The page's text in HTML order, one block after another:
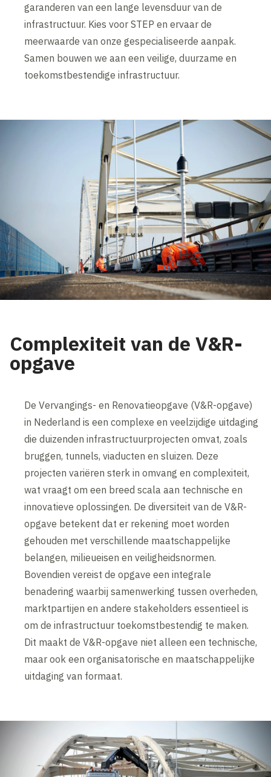
garanderen van een lange levensduur van de
infrastructuur. Kies voor STEP en ervaar de
meerwaarde van onze gespecialiseerde aanpak.
Samen bouwen we aan een veilige, duurzame en
toekomstbestendige infrastructuur.
Complexiteit van de V&R-
opgave
De Vervangings- en Renovatieopgave (V&R-opgave)
in Nederland is een complexe en veelzijdige uitdaging
die duizenden infrastructuurprojecten omvat, zoals
bruggen, tunnels, viaducten en sluizen. Deze
projecten variëren sterk in omvang en complexiteit,
wat vraagt om een breed scala aan technische en
innovatieve oplossingen. De diversiteit van de V&R-
opgave betekent dat er rekening moet worden
gehouden met verschillende maatschappelijke
belangen, milieueisen en veiligheidsnormen.
Bovendien vereist de opgave een integrale
benadering waarbij samenwerking tussen overheden,
marktpartijen en andere stakeholders essentieel is
om de infrastructuur toekomstbestendig te maken.
Dit maakt de V&R-opgave niet alleen een technische,
maar ook een organisatorische en maatschappelijke
uitdaging van formaat.